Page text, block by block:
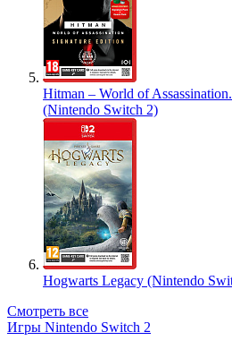
Hitman – World of
(Nintendo Switch 2)
Hogwarts Legacy (Nintendo
Смотреть все
Игры Nintendo Switch 2